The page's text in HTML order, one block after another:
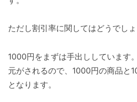
ただし割引率に関してはどうでしょ
1000円をまずは手出ししています
元がされるので、1000円の商品と
となります。